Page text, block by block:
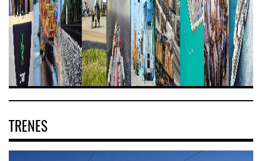
TRENES